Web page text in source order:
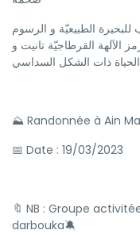
للبحيرة الطبيعيّة و الرسوم
الآلهة القرطاجيّة تانيت و
⛰️ Randonnée à Ain
📅 Date : 19/03/2023
🔖 NB : Groupe
darbouka🔕